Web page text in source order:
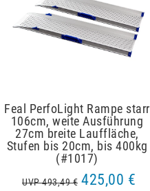
Feal PerfoLight Rampe starr
106cm, weite Ausführung
27cm breite Lauffläche,
Stufen bis 20cm, bis 400kg
(#1017)
UVP 493,49 € 425,00 €